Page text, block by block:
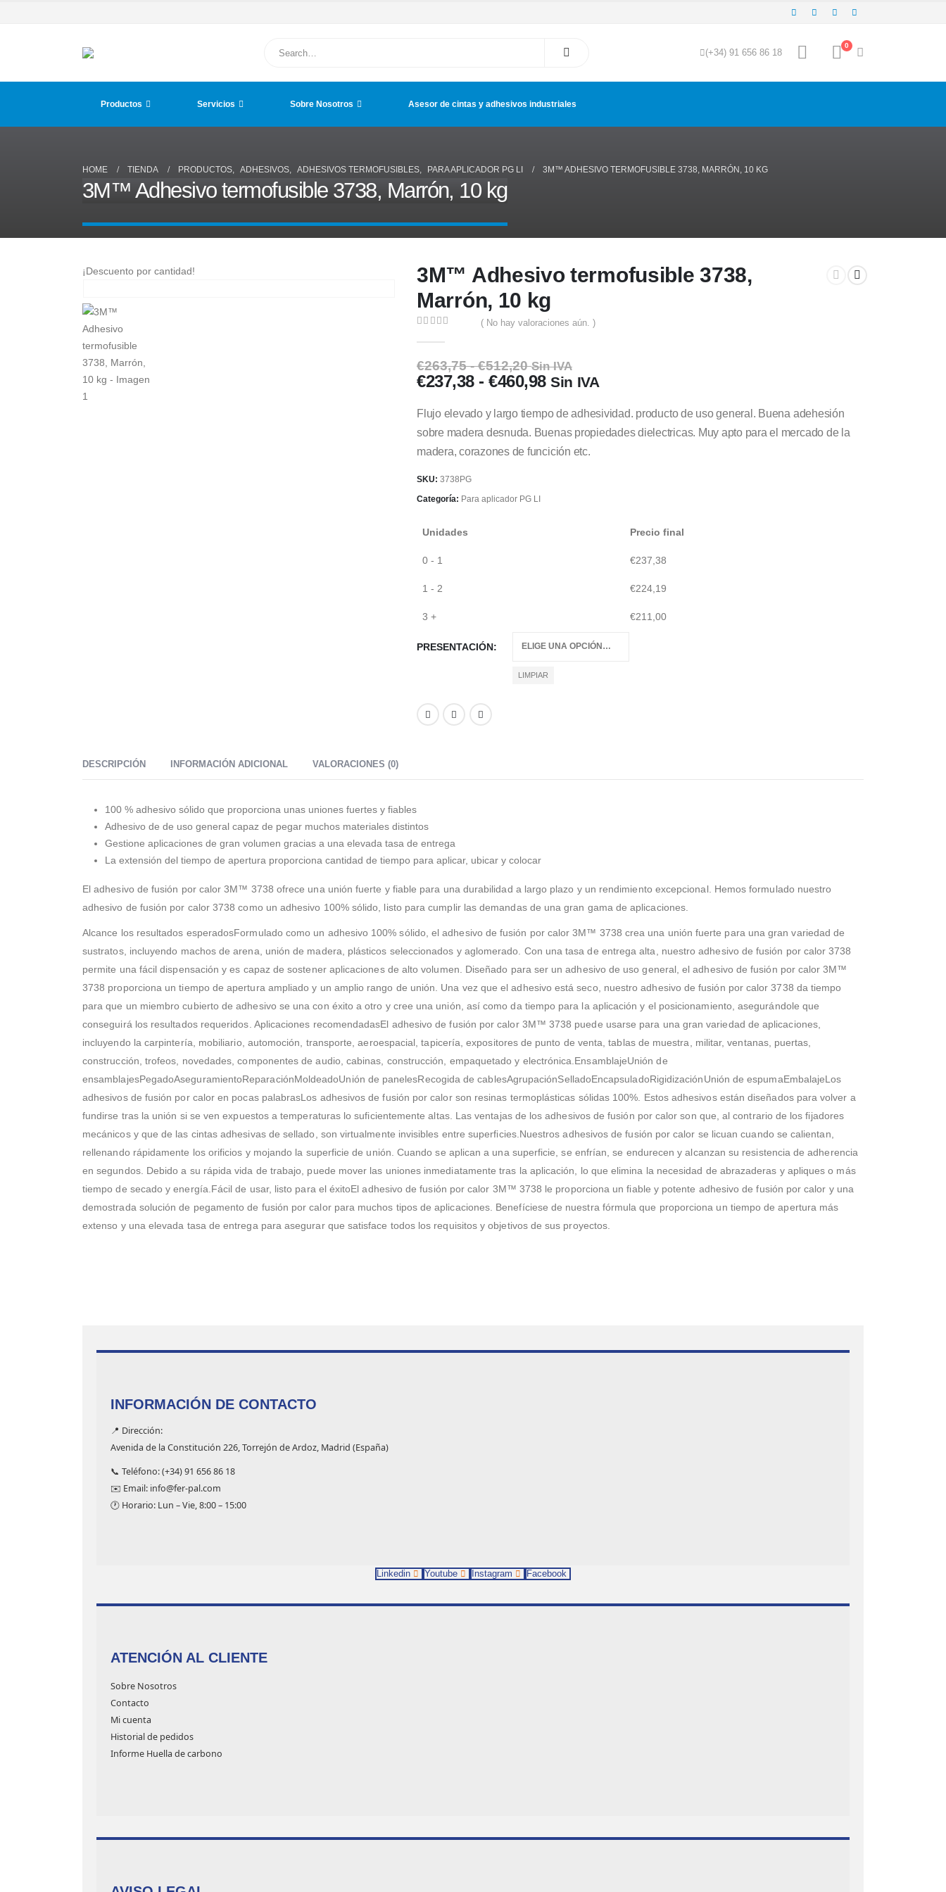
(+34) 91 656 86 18
0
Productos Servicios Sobre Nosotros Asesor de cintas y adhesivos industriales
HOME TIENDA PRODUCTOS, ADHESIVOS, ADHESIVOS TERMOFUSIBLES, PARA APLICADOR PG LI 3M™ ADHESIVO TERMOFUSIBLE 3738, MARRÓN, 10 KG
3M™ Adhesivo termofusible 3738, Marrón, 10 kg
¡Descuento por cantidad!
3M™ Adhesivo termofusible 3738,
Marrón, 10 kg
( No hay valoraciones aún. )
€263,75 - €512,20Rango
de
precios:
€263,75
hasta
€512,20
Sin IVA
€237,38 - €460,98Rango
precios:
desde
€237,38
Sin IVA
Flujo elevado y largo tiempo de adhesividad. producto de uso general. Buena adehesión
sobre madera desnuda. Buenas propiedades dielectricas. Muy apto para el mercado de la
madera, corazones de funcición etc.
SKU: 3738PG
Categoría: Para aplicador PG LI
Unidades Precio final
0 - 1 €237,38
1 - 2 €224,19
3 + €211,00
PRESENTACIÓN
LIMPIAR
DESCRIPCIÓN INFORMACIÓN ADICIONAL VALORACIONES (0)
100 % adhesivo sólido que proporciona unas uniones fuertes y fiables
Adhesivo de de uso general capaz de pegar muchos materiales distintos
Gestione aplicaciones de gran volumen gracias a una elevada tasa de entrega
La extensión del tiempo de apertura proporciona cantidad de tiempo para aplicar, ubicar y colocar
El adhesivo de fusión por calor 3M™ 3738 ofrece una unión fuerte y fiable para una durabilidad a largo plazo y un rendimiento excepcional. Hemos formulado nuestro
adhesivo de fusión por calor 3738 como un adhesivo 100% sólido, listo para cumplir las demandas de una gran gama de aplicaciones.
Alcance los resultados esperadosFormulado como un adhesivo 100% sólido, el adhesivo de fusión por calor 3M™ 3738 crea una unión fuerte para una gran variedad de
sustratos, incluyendo machos de arena, unión de madera, plásticos seleccionados y aglomerado. Con una tasa de entrega alta, nuestro adhesivo de fusión por calor 3738
permite una fácil dispensación y es capaz de sostener aplicaciones de alto volumen. Diseñado para ser un adhesivo de uso general, el adhesivo de fusión por calor 3M™
3738 proporciona un tiempo de apertura ampliado y un amplio rango de unión. Una vez que el adhesivo está seco, nuestro adhesivo de fusión por calor 3738 da tiempo
para que un miembro cubierto de adhesivo se una con éxito a otro y cree una unión, así como da tiempo para la aplicación y el posicionamiento, asegurándole que
conseguirá los resultados requeridos. Aplicaciones recomendadasEl adhesivo de fusión por calor 3M™ 3738 puede usarse para una gran variedad de aplicaciones,
incluyendo la carpintería, mobiliario, automoción, transporte, aeroespacial, tapicería, expositores de punto de venta, tablas de muestra, militar, ventanas, puertas,
construcción, trofeos, novedades, componentes de audio, cabinas, construcción, empaquetado y electrónica.EnsamblajeUnión de
ensamblajesPegadoAseguramientoReparaciónMoldeadoUnión de panelesRecogida de cablesAgrupaciónSelladoEncapsuladoRigidizaciónUnión de espumaEmbalajeLos
adhesivos de fusión por calor en pocas palabrasLos adhesivos de fusión por calor son resinas termoplásticas sólidas 100%. Estos adhesivos están diseñados para volver a
fundirse tras la unión si se ven expuestos a temperaturas lo suficientemente altas. Las ventajas de los adhesivos de fusión por calor son que, al contrario de los fijadores
mecánicos y que de las cintas adhesivas de sellado, son virtualmente invisibles entre superficies.Nuestros adhesivos de fusión por calor se licuan cuando se calientan,
rellenando rápidamente los orificios y mojando la superficie de unión. Cuando se aplican a una superficie, se enfrían, se endurecen y alcanzan su resistencia de adherencia
en segundos. Debido a su rápida vida de trabajo, puede mover las uniones inmediatamente tras la aplicación, lo que elimina la necesidad de abrazaderas y apliques o más
tiempo de secado y energía.Fácil de usar, listo para el éxitoEl adhesivo de fusión por calor 3M™ 3738 le proporciona un fiable y potente adhesivo de fusión por calor y una
demostrada solución de pegamento de fusión por calor para muchos tipos de aplicaciones. Benefíciese de nuestra fórmula que proporciona un tiempo de apertura más
extenso y una elevada tasa de entrega para asegurar que satisface todos los requisitos y objetivos de sus proyectos.
INFORMACIÓN DE CONTACTO
📍 Dirección:
Avenida de la Constitución 226, Torrejón de Ardoz, Madrid (España)
📞 Teléfono: (+34) 91 656 86 18
✉️ Email: info@fer-pal.com
🕐 Horario: Lun – Vie, 8:00 – 15:00
Linkedin Youtube Instagram Facebook
ATENCIÓN AL CLIENTE
Sobre Nosotros
Contacto
Mi cuenta
Historial de pedidos
Informe Huella de carbono